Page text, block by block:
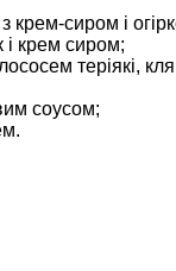
крем-сиром і
і крем сиром;
теріякі,
соусом;